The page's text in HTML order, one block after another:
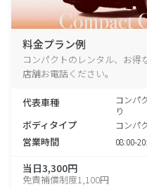
料金プラン例
コンパクトのレンタル、お得
店舗お電話ください。
代表車種
コンパ
り
ボディタイプ コンパ
営業時間 08:00-
当日3,300円
免責補償制度1,100円